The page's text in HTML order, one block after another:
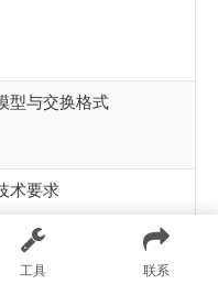
型与交换格式
术要求
光学遥感测绘卫星影
工具 联系